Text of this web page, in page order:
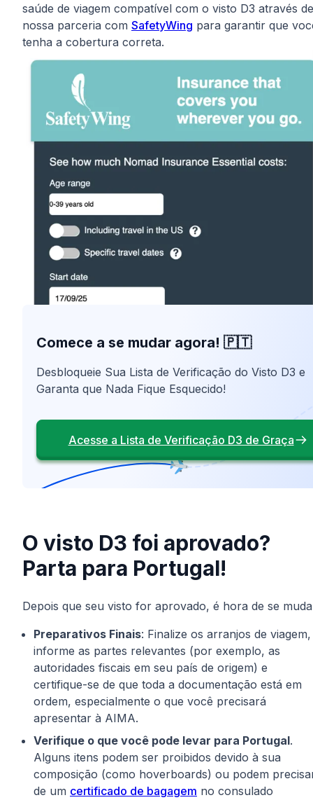
saúde de viagem compatível com o visto D3 através de
nossa parceria com SafetyWing para garantir que
tenha a cobertura correta.
Comece a se mudar agora! 🇵🇹
Desbloqueie Sua Lista de Verificação do Visto D3 e
Garanta que Nada Fique Esquecido!
Acesse a Lista de Verificação D3 de Graça
O visto D3 foi aprovado?
Parta para Portugal!
Depois que seu visto for aprovado, é hora de se
Preparativos Finais: Finalize os arranjos de viagem,
informe as partes relevantes (por exemplo, as
autoridades fiscais em seu país de origem) e
certifique-se de que toda a documentação está em
ordem, especialmente o que você precisará
apresentar à AIMA.
Verifique o que você pode levar para Portugal.
Alguns itens podem ser proibidos devido à sua
composição (como hoverboards) ou podem
de um certificado de bagagem no consulado